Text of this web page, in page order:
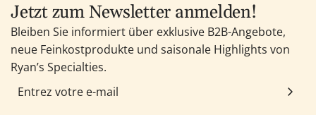
Jetzt zum Newsletter anmelden!
Bleiben Sie informiert über exklusive B2B-Angebote,
neue Feinkostprodukte und saisonale Highlights von
Ryan’s Specialties.